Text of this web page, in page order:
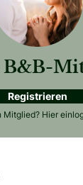
B&B-
Registrieren
Mitglied? Hier